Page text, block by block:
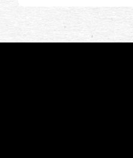
Copyright © 2021 わたしの